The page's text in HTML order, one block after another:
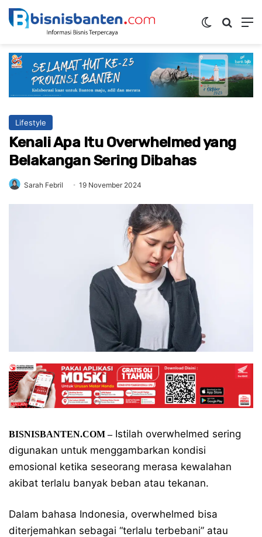
Switch skin
Lifestyle
Kenali Apa Itu Overwhelmed yang
Belakangan Sering Dibahas
Sarah Febril 19 November 2024
BISNISBANTEN.COM –Istilah overwhelmed sering
digunakan untuk menggambarkan kondisi
emosional ketika seseorang merasa kewalahan
akibat terlalu banyak beban atau tekanan.
Dalam bahasa Indonesia, overwhelmed bisa
diterjemahkan sebagai “terlalu terbebani” atau